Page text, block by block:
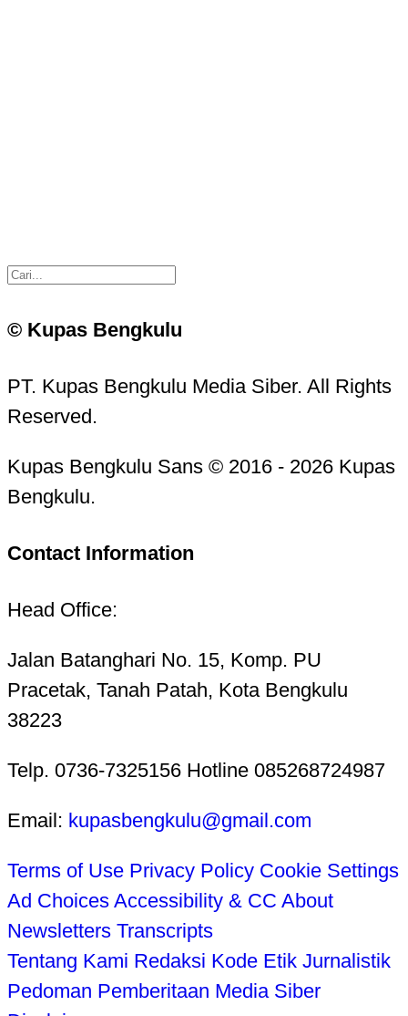
© Kupas Bengkulu
PT. Kupas Bengkulu Media Siber. All Rights
Reserved.
Kupas Bengkulu Sans © 2016 - 2026 Kupas
Bengkulu.
Contact Information
Head Office:
Jalan Batanghari No. 15, Komp. PU
Pracetak, Tanah Patah, Kota Bengkulu
38223
Telp. 0736-7325156 Hotline 085268724987
Email: kupasbengkulu@gmail.com
Terms of Use Privacy Policy Cookie Settings
Ad Choices Accessibility & CC About
Newsletters Transcripts
Tentang Kami Redaksi Kode Etik Jurnalistik
Pedoman Pemberitaan Media Siber